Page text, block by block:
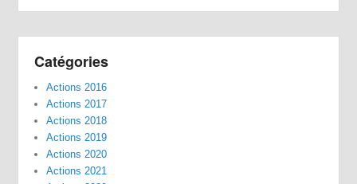
Catégories
Actions 2016
Actions 2017
Actions 2018
Actions 2019
Actions 2020
Actions 2021